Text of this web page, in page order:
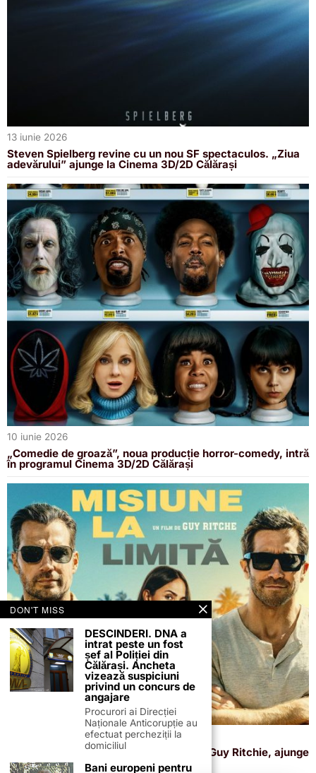
13 iunie 2026
Steven Spielberg revine cu un nou SF spectaculos. „Ziua
adevărului” ajunge la Cinema 3D/2D Călărași
10 iunie 2026
„Comedie de groază”, noua producție horror-comedy, intră
în programul Cinema 3D/2D Călărași
„Misiune la limită”, noul film regizat de Guy Ritchie, ajunge
la Cinema 3D/2D Călărași
DON'T MISS
DESCINDERI. DNA a
intrat peste un fost
șef al Poliției din
Călărași. Ancheta
vizează suspiciuni
privind un concurs de
angajare
Procurori ai Direcției
Naționale Anticorupție au
efectuat percheziții la
domiciliul
Bani europeni pentru